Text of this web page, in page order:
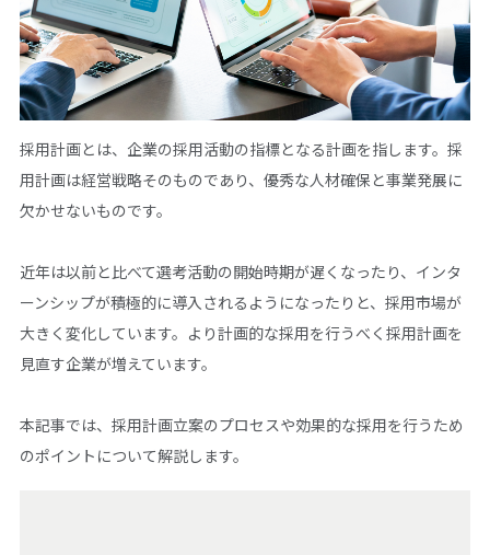
採用計画とは、企業の採用活動の指標となる計画を指します。採
用計画は経営戦略そのものであり、優秀な人材確保と事業発展に
欠かせないものです。
近年は以前と比べて選考活動の開始時期が遅くなったり、インタ
ーンシップが積極的に導入されるようになったりと、採用市場が
大きく変化しています。より計画的な採用を行うべく採用計画を
見直す企業が増えています。
本記事では、採用計画立案のプロセスや効果的な採用を行うため
のポイントについて解説します。